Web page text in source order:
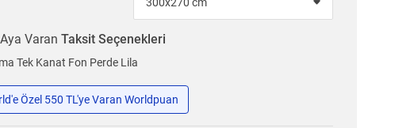
Varan Taksit Seçenekleri
Tek Kanat Fon Perde Lila
Özel 550 TL'ye Varan Worldpuan